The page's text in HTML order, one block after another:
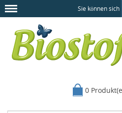
Sie können sich
0